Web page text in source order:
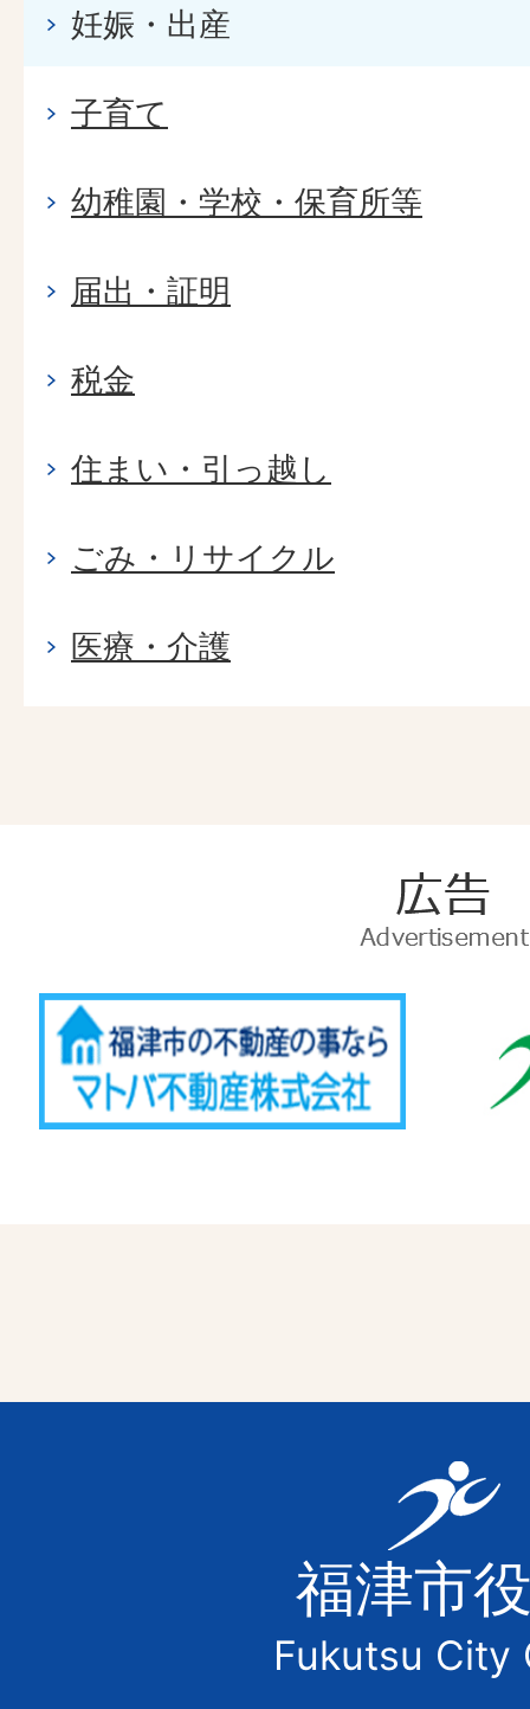
妊娠・出産
子育て
幼稚園・学校・保育所等
届出・証明
税金
住まい・引っ越し
ごみ・リサイクル
医療・介護
告
福
津
市
の
福津市
Fukutsu City